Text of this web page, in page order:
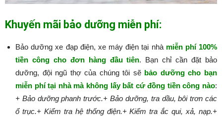
Khuyến mãi bảo dưỡng miễn phí:
Bảo dưỡng xe đạp điện, xe máy điện tại nhà miễn phí 100%
tiền công cho đơn hàng đầu tiên. Bạn chỉ cần đặt bảo
dưỡng, đội ngũ thợ của chúng tôi sẽ bảo dưỡng cho bạn
miễn phí tại nhà mà không lấy bất cứ đồng tiền công nào:​​​​​
+ Bảo dưỡng phanh trước.+ Bảo dưỡng, tra dầu, bôi trơn các
ổ trục.+ Kiểm tra hệ thống điện.+ Kiểm tra ắc qui, xả, nạp.+